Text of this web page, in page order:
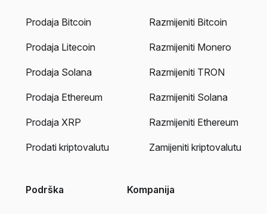
Prodaja Bitcoin
Prodaja Litecoin
Prodaja Solana
Prodaja Ethereum
Prodaja XRP
Prodati kriptovalutu
Razmijeniti Bitcoin
Razmijeniti Monero
Razmijeniti TRON
Razmijeniti Solana
Razmijeniti Ethereum
Zamijeniti kriptovalutu
Podrška Kompanija